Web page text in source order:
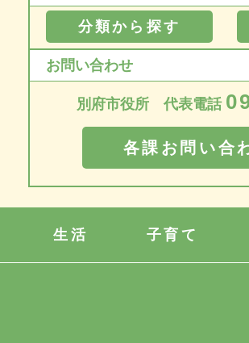
分類から探す
お問い合わせ
別府市役所 代表電話
各課お問い合
生活 子育て